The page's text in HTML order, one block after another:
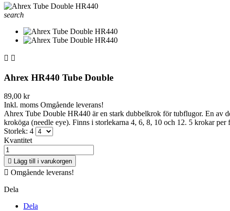
search
 
Ahrex HR440 Tube Double
89,00 kr
Inkl. moms Omgående leverans!
Ahrex Tube Double HR440 är en stark dubbelkrok för tubflugor. En av
kroköga (needle eye). Finns i storlekarna 4, 6, 8, 10 och 12. 5 krokar per
Storlek: 4
Kvantitet
 Lägg till i varukorgen
 Omgående leverans!
Dela
Dela